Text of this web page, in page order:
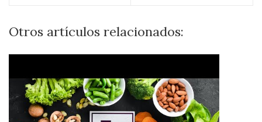
Otros artículos relacionados: